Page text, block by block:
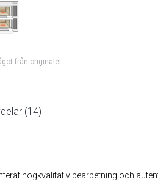
från originalet.
(14)
högkvalitativ bearbetning och